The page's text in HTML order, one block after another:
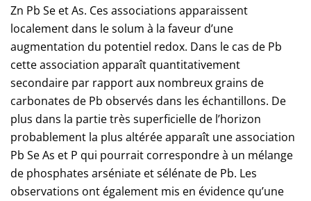
Zn Pb Se et As. Ces associations apparaissent
localement dans le solum à la faveur d’une
augmentation du potentiel redox. Dans le cas de Pb
cette association apparaît quantitativement
secondaire par rapport aux nombreux grains de
carbonates de Pb observés dans les échantillons. De
plus dans la partie très superficielle de l’horizon
probablement la plus altérée apparaît une association
Pb Se As et P qui pourrait correspondre à un mélange
de phosphates arséniate et sélénate de Pb. Les
observations ont également mis en évidence qu’une